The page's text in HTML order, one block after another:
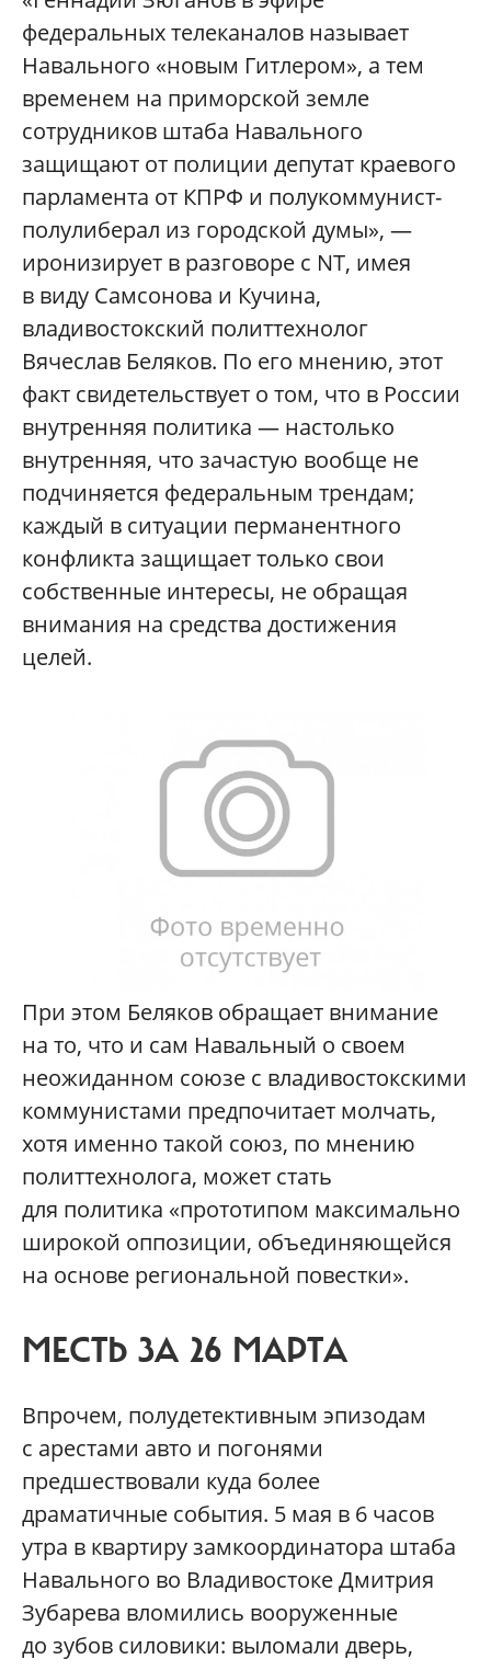
федеральных телеканалов называет
Навального «новым Гитлером», а тем
временем на приморской земле
сотрудников штаба Навального
защищают от полиции депутат краевого
парламента от КПРФ и полукоммунист-
полулиберал из городской думы», —
иронизирует в разговоре с NT, имея
в виду Самсонова и Кучина,
владивостокский политтехнолог
Вячеслав Беляков. По его мнению, этот
факт свидетельствует о том, что в России
внутренняя политика — настолько
внутренняя, что зачастую вообще не
подчиняется федеральным трендам;
каждый в ситуации перманентного
конфликта защищает только свои
собственные интересы, не обращая
внимания на средства достижения
целей.
При этом Беляков обращает внимание
на то, что и сам Навальный о своем
неожиданном союзе с владивостокскими
коммунистами предпочитает молчать,
хотя именно такой союз, по мнению
политтехнолога, может стать
для политика «прототипом максимально
широкой оппозиции, объединяющейся
на основе региональной повестки».
МЕСТЬ ЗА 26 МАРТА
Впрочем, полудетективным эпизодам
с арестами авто и погонями
предшествовали куда более
драматичные события. 5 мая в 6 часов
утра в квартиру замкоординатора штаба
Навального во Владивостоке Дмитрия
Зубарева вломились вооруженные
до зубов силовики: выломали дверь,